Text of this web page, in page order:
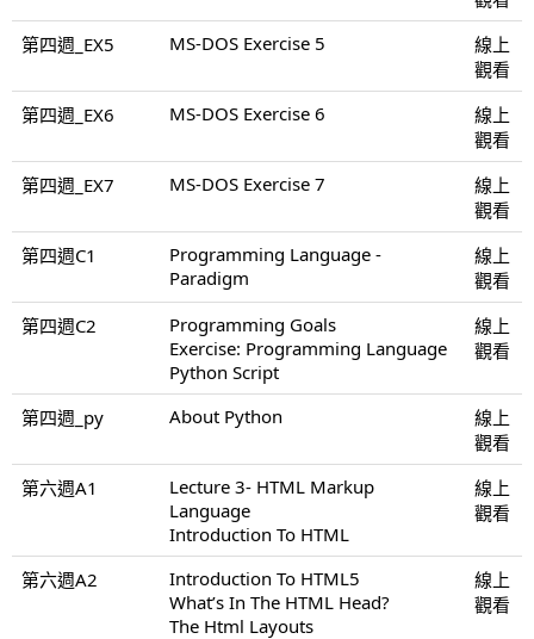
第四週_EX5
MS-DOS Exercise 5
線上
觀看
第四週_EX6
MS-DOS Exercise 6
線上
觀看
第四週_EX7
MS-DOS Exercise 7
線上
觀看
第四週C1
Programming Language -
Paradigm
線上
觀看
第四週C2
Programming Goals
Exercise: Programming Language
Python Script
線上
觀看
第四週_py About Python
線上
觀看
第六週A1
Lecture 3- HTML Markup
Language
Introduction To HTML
線上
觀看
第六週A2
Introduction To HTML5
What’s In The HTML Head?
The Html Layouts
線上
觀看